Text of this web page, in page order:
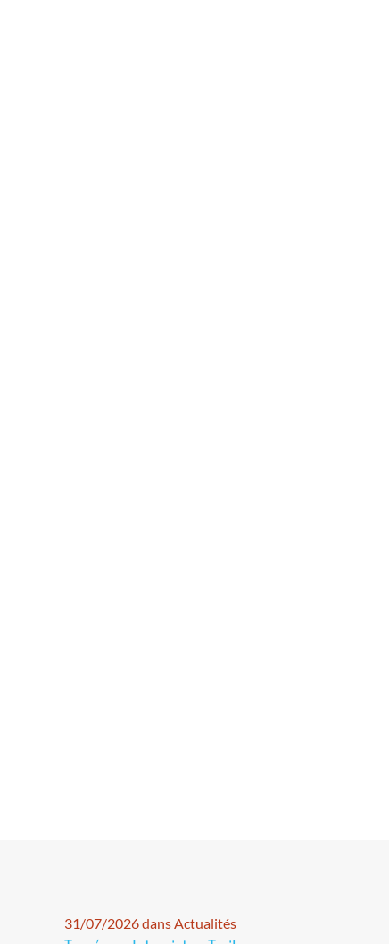
31/07/2026 dans Actualités